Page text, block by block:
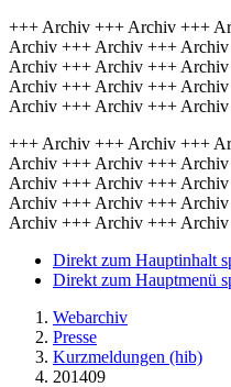
+++ Archiv +++ Archiv +++
Archiv +++ Archiv +++
Archiv +++ Archiv +++
Archiv +++ Archiv +++
Archiv +++ Archiv +++
+++ Archiv +++ Archiv +++
Archiv +++ Archiv +++
Archiv +++ Archiv +++
Archiv +++ Archiv +++
Archiv +++ Archiv +++
Direkt zum Hauptinhalt
Direkt zum Hauptmenü
Webarchiv
Presse
Kurzmeldungen (hib)
201409